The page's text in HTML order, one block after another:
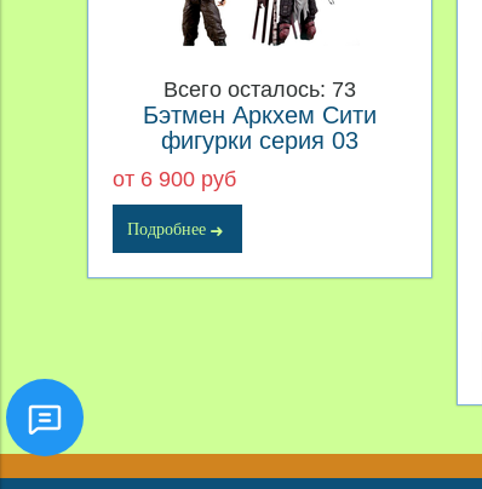
Всего осталось: 73
Бэтмен Аркхем Cити
фигурки серия 03
от 6 900 руб
Подробнее